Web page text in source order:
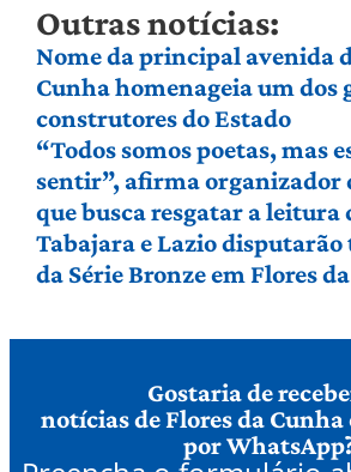
Outras notícias:
Nome da principal avenida
Cunha homenageia um dos
construtores do Estado
“Todos somos poetas, mas
sentir”, afirma organizador
que busca resgatar a leitura
Serra Gaúcha
Tabajara e Lazio
da Série Bronze em Flores
Gostaria de
notícias de Flores da Cunha
por